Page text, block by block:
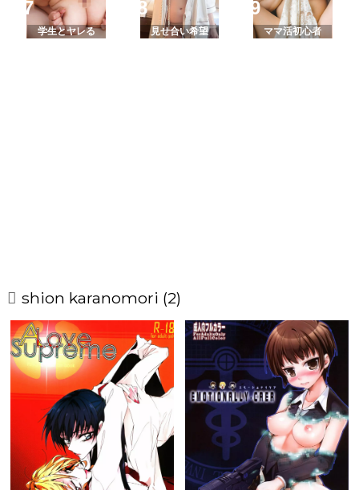
学生とヤレる 見せ合い希望 ママ活初心者
shion karanomori (2)